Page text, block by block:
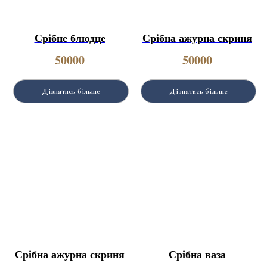
Срібне блюдце
50000
Дізнатись більше
Срібна ажурна скриня
50000
Дізнатись більше
Срібна ажурна скриня Срібна ваза